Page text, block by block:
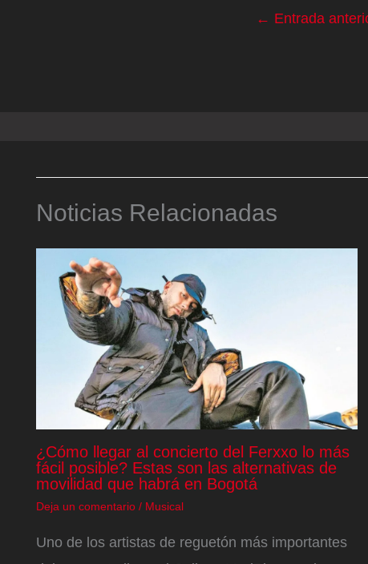
← Entrada
Noticias Relacionadas
¿Cómo llegar al concierto del Ferxxo lo más
fácil posible? Estas son las alternativas de
movilidad que habrá en Bogotá
Deja un comentario / Musical
Uno de los artistas de reguetón más importantes